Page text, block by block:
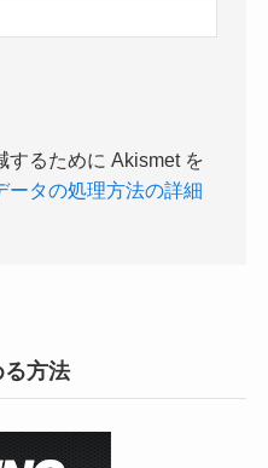
するために Akismet を
ータの処理方法の詳細
方法